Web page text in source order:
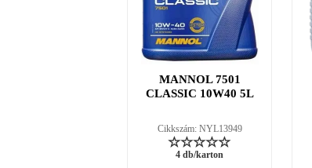
MANNOL 7501
CLASSIC 10W40 5L
Cikkszám: NYL13949
4 db/karton